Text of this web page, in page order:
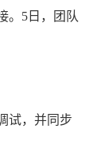
。5日，团队
试，并同步